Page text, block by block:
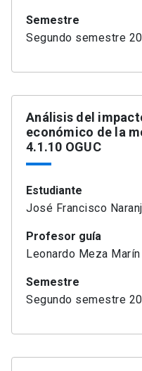
Semestre
Segundo semestre
Análisis del
económico de la
4.1.10 OGUC
Estudiante
José Francisco
Profesor guía
Leonardo Meza Marín
Semestre
Segundo semestre